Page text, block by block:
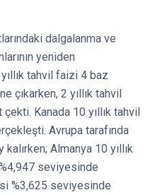
dalgalanma ve
yeniden
tahvil faizi 4 baz
çıkarken, 2 yıllık tahvil
Kanada 10 yıllık tahvil
Avrupa tarafında
Almanya 10 yıllık
seviyesinde
%3,625 seviyesinde